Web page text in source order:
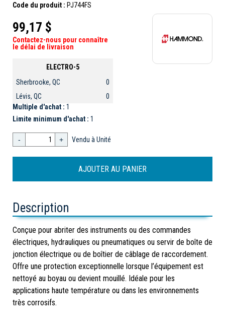
Code du produit : PJ744FS
99,17 $
Contactez-nous pour connaître
le délai de livraison
ELECTRO-5
Sherbrooke, QC
0
Lévis, QC
0
Multiple d'achat : 1
Limite minimum d'achat : 1
- + Vendu à Unité
Description
Conçue pour abriter des instruments ou des commandes
électriques, hydrauliques ou pneumatiques ou servir de boîte de
jonction électrique ou de boîtier de câblage de raccordement.
Offre une protection exceptionnelle lorsque l’équipement est
nettoyé au boyau ou devient mouillé. Idéale pour les
applications haute température ou dans les environnements
très corrosifs.